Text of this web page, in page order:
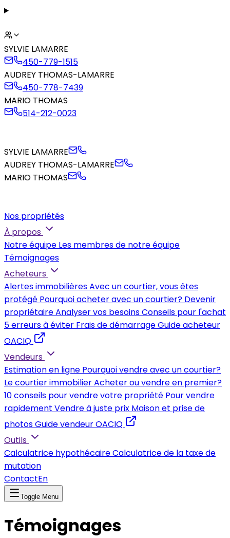
SYLVIE LAMARRE
450-779-1515
AUDREY THOMAS-LAMARRE
450-778-7439
MARIO THOMAS
514-212-0023
SYLVIE LAMARRE
AUDREY THOMAS-LAMARRE
MARIO THOMAS
Nos propriétés
À propos
Notre équipe Les membres de notre équipe
Témoignages
Acheteurs
Alertes immobilièresAvec un courtier, vous êtes
protégé Pourquoi acheter avec un courtier? Devenir
propriétaireAnalyser vos besoinsConseils pour l'achat
5 erreurs à éviter Frais de démarrageGuide acheteur
OACIQ
Vendeurs
Estimation en ligne Pourquoi vendre avec un courtier?
Le courtier immobilierAcheter ou vendre en premier?
10 conseils pour vendre votre propriété Pour vendre
rapidement Vendre à juste prix Maison et prise de
photosGuide vendeur OACIQ
Outils
Calculatrice hypothécaireCalculatrice de la taxe de
mutation
ContactEn
Toggle Menu
Témoignages